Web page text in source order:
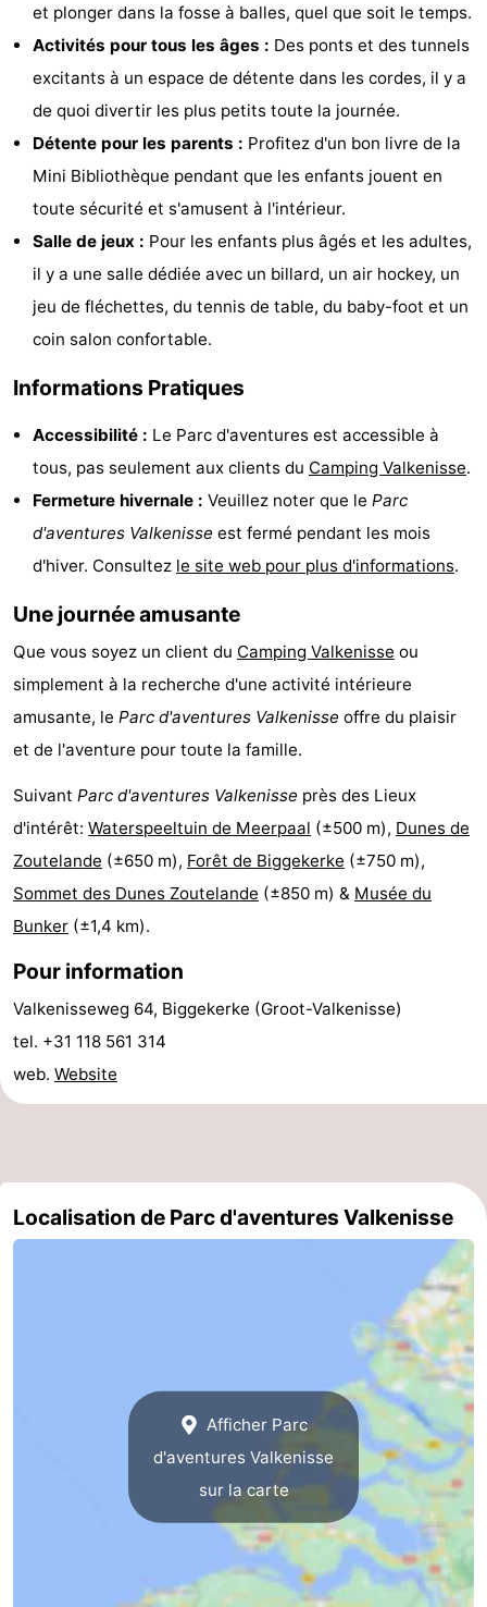
Noordzee
Resort
Vlissingen
Noordzee
Résidence
Dishoek
Strandcamping
Valkenisse
Strandpark
Zeeland
Vebenabos
Westduin
Hôtels
Last
Lieux
Musées
Monuments
-
Points
de
vue
Attractions
-
Terrains
de
jeux
-
Aires
de
jeux
-
Bowling
Centres
de
être
Villages
villes
Visites
guidées
Sports
-
Terrains
-
et plonger dans la fosse à balles, quel que soit le temps.
Activités pour tous les âges : Des ponts et des tunnels
excitants à un espace de détente dans les cordes, il y a
de quoi divertir les plus petits toute la journée.
Détente pour les parents : Profitez d'un bon livre de la
Mini Bibliothèque pendant que les enfants jouent en
toute sécurité et s'amusent à l'intérieur.
Salle de jeux : Pour les enfants plus âgés et les adultes,
il y a une salle dédiée avec un billard, un air hockey, un
jeu de fléchettes, du tennis de table, du baby-foot et un
coin salon confortable.
Informations Pratiques
Accessibilité : Le Parc d'aventures est accessible à
tous, pas seulement aux clients du Camping Valkenisse.
Fermeture hivernale : Veuillez noter que le Parc
d'aventures Valkenisse est fermé pendant les mois
d'hiver. Consultez le site web pour plus d'informations.
Une journée amusante
Que vous soyez un client du Camping Valkenisse ou
simplement à la recherche d'une activité intérieure
amusante, le Parc d'aventures Valkenisse offre du plaisir
et de l'aventure pour toute la famille.
Suivant Parc d'aventures Valkenisse près des Lieux
d'intérêt: Waterspeeltuin de Meerpaal (±500 m), Dunes de
Zoutelande (±650 m), Forêt de Biggekerke (±750 m),
Sommet des Dunes Zoutelande (±850 m) & Musée du
Bunker (±1,4 km).
Pour information
Valkenisseweg 64, Biggekerke (Groot-Valkenisse)
tel. +31 118 561 314
web. Website
Localisation de Parc d'aventures Valkenisse
Afficher Parc
d'aventures Valkenisse
sur la carte